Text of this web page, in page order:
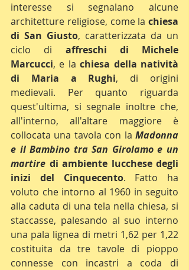
interesse si segnalano alcune
architetture religiose, come la chiesa
di San Giusto, caratterizzata da un
ciclo di affreschi di Michele
Marcucci, e la chiesa della natività
di Maria a Rughi, di origini
medievali. Per quanto riguarda
quest'ultima, si segnale inoltre che,
all'interno, all'altare maggiore è
collocata una tavola con la Madonna
e il Bambino tra San Girolamo e un
martire di ambiente lucchese degli
inizi del Cinquecento. Fatto ha
voluto che intorno al 1960 in seguito
alla caduta di una tela nella chiesa, si
staccasse, palesando al suo interno
una pala lignea di metri 1,62 per 1,22
costituita da tre tavole di pioppo
connesse con incastri a coda di